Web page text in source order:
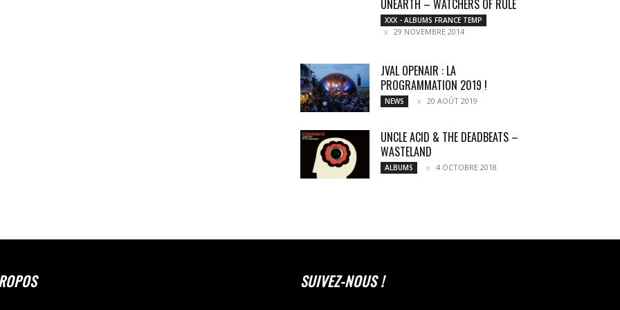
UNEARTH – WATCHERS OF RULE
XXX - ALBUMS FRANCE TEMP
29 NOVEMBRE 2014
JVAL OPENAIR : LA
PROGRAMMATION 2019 !
NEWS 20 AOÛT 2019
UNCLE ACID & THE DEADBEATS –
WASTELAND
ALBUMS 4 OCTOBRE 2018
SUIVEZ-NOUS !